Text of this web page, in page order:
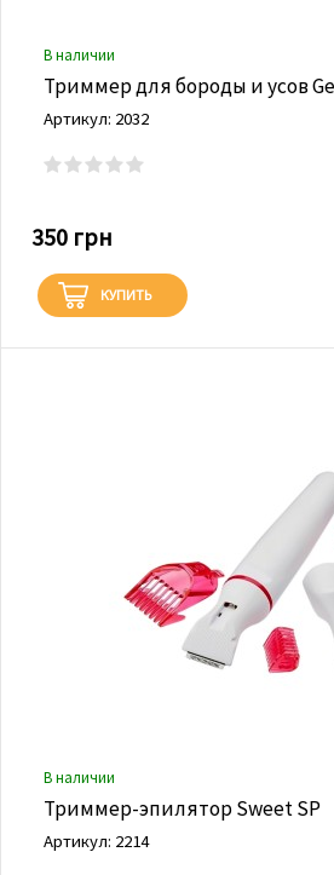
В наличии
Триммер для бороды и усов
Артикул: 2032
350 грн
КУПИТЬ
В наличии
Триммер-эпилятор Sweet SP
Артикул: 2214